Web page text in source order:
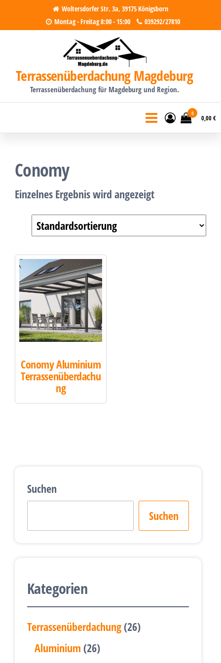
Inhalt
Woltersdorfer Str. 3a, 39175 Königsborn
Montag - Freitag 8:00 - 15:00
039292/27810
Terrassenüberdachung Magdeburg
Terrassenüberdachung für Magdeburg und Region.
0
0,00 €
Conomy
Einzelnes Ergebnis wird angezeigt
Conomy Aluminium
Terrassenüberdachu
ng
Suchen
Suchen
Kategorien
Terrassenüberdachung 2626
Aluminium 2626